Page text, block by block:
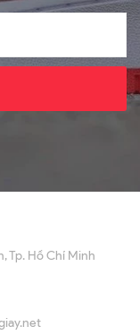
Tp. Hồ Chí Minh